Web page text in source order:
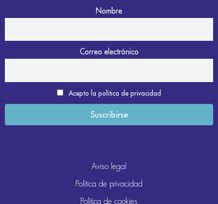
Nombre
Correo electrónico
Acepto la política de privacidad
Aviso legal
Política de privacidad
Política de cookies